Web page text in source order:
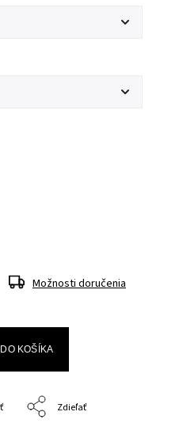
Možnosti doručenia
KOŠÍKA
Zdieľať